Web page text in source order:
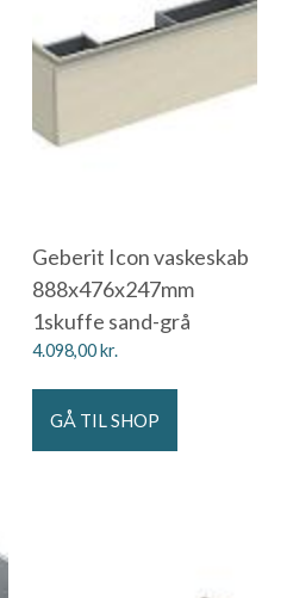
Geberit Icon vaskeskab
888x476x247mm
1skuffe sand-grå
4.098,00kr.
GÅ TIL SHOP